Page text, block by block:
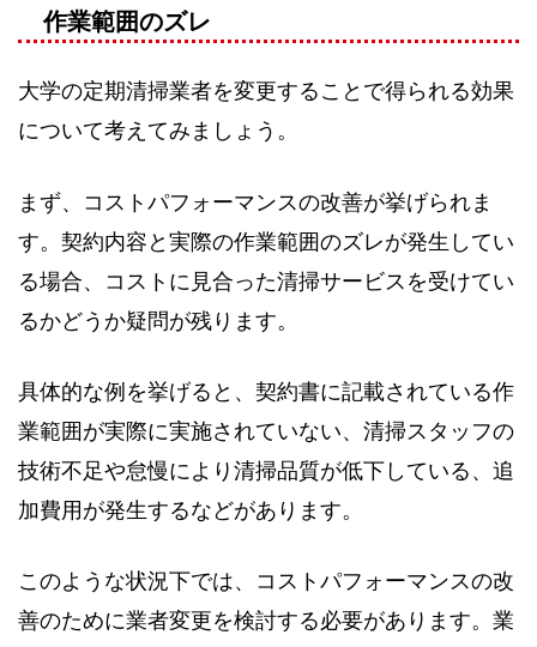
作業範囲のズレ
大学の定期清掃業者を変更することで得られる効果
について考えてみましょう。
まず、コストパフォーマンスの改善が挙げられま
す。契約内容と実際の作業範囲のズレが発生してい
る場合、コストに見合った清掃サービスを受けてい
るかどうか疑問が残ります。
具体的な例を挙げると、契約書に記載されている作
業範囲が実際に実施されていない、清掃スタッフの
技術不足や怠慢により清掃品質が低下している、追
加費用が発生するなどがあります。
このような状況下では、コストパフォーマンスの改
善のために業者変更を検討する必要があります。業